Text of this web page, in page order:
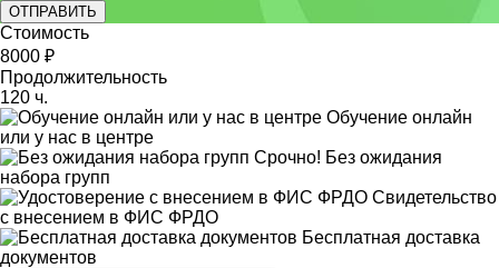
ОТПРАВИТЬ
Стоимость
8000 ₽
Продолжительность
120 ч.
Обучение онлайн
или у нас в центре
Срочно! Без ожидания
набора групп
Свидетельство
с внесением в ФИС ФРДО
Бесплатная доставка
документов